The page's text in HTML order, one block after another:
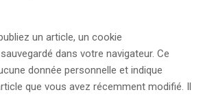
un article, un cookie
dans votre navigateur. Ce
donnée personnelle et indique
que vous avez récemment modifié. Il